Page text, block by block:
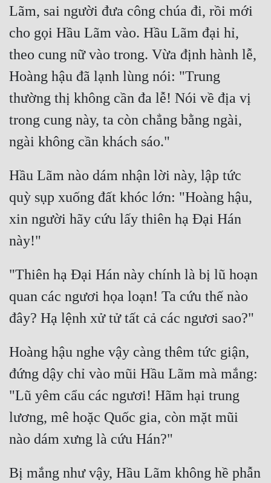
Lãm, sai người đưa công chúa đi, rồi mới
cho gọi Hầu Lãm vào. Hầu Lãm đại hỉ,
theo cung nữ vào trong. Vừa định hành lễ,
Hoàng hậu đã lạnh lùng nói: "Trung
thường thị không cần đa lễ! Nói về địa vị
trong cung này, ta còn chẳng bằng ngài,
Hầu Lãm nào dám nhận lời này, lập tức
quỳ sụp xuống đất khóc lớn: "Hoàng hậu,
xin người hãy cứu lấy thiên hạ Đại Hán
"Thiên hạ Đại Hán này chính là bị lũ hoạn
quan các ngươi họa loạn! Ta cứu thế nào
Hoàng hậu nghe vậy càng thêm tức giận,
đứng dậy chỉ vào mũi Hầu Lãm mà mắng:
"Lũ yêm cẩu các ngươi! Hãm hại trung
lương, mê hoặc Quốc gia, còn mặt mũi
Bị mắng như vậy, Hầu Lãm không hề phẫn